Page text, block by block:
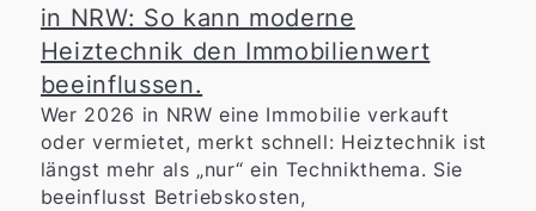
in NRW: So kann moderne
Heiztechnik den Immobilienwert
beeinflussen.
Wer 2026 in NRW eine Immobilie verkauft
oder vermietet, merkt schnell: Heiztechnik ist
längst mehr als „nur“ ein Technikthema. Sie
beeinflusst Betriebskosten,